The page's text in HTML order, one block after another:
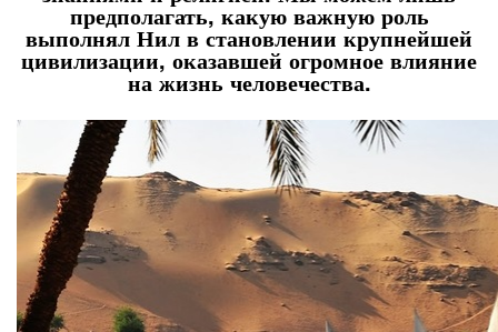
предполагать, какую важную роль
выполнял Нил в становлении крупнейшей
цивилизации, оказавшей огромное влияние
на жизнь человечества.